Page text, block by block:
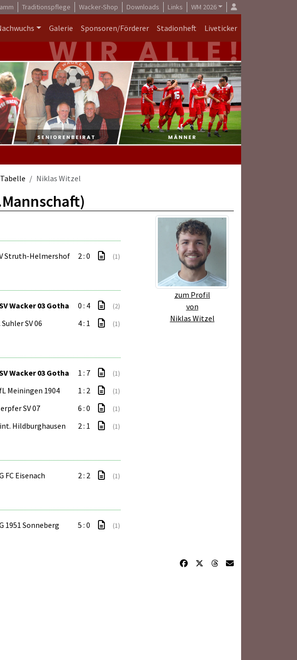
Traditionspflege Wacker-Shop Downloads Links WM 2026
Galerie Sponsoren/Förderer Stadionheft Liveticker
Niklas Witzel
zum Profil
von
Niklas Witzel
Struth-Helmershof 2 : 0 (1)
Wacker 03 Gotha 0 : 4 (2)
Suhler SV 06 4 : 1 (1)
Wacker 03 Gotha 1 : 7 (1)
Meiningen 1904 1 : 2 (1)
SV 07 6 : 0 (1)
Hildburghausen 2 : 1 (1)
FC Eisenach 2 : 2 (1)
1951 Sonneberg 5 : 0 (1)